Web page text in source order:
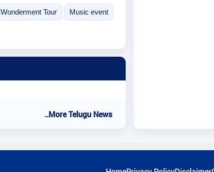
Wonderment Tour Music event
..More Telugu News